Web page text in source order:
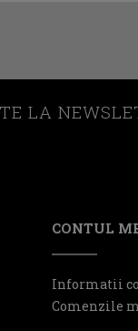
LA
CONTUL
Informatii
Comenzile